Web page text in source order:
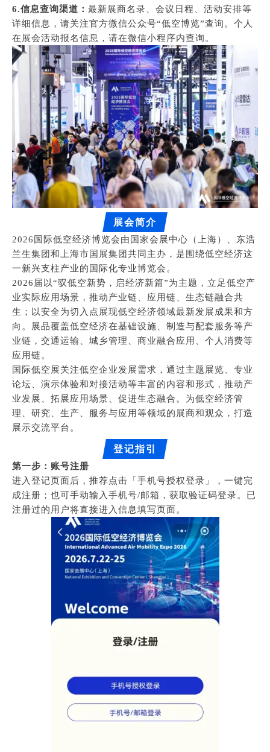
6.信息查询渠道： 最新展商名录、会议日程、活动安排等
详细信息，请关注官方微信公众号“低空博览”查询。个人
在展会活动报名信息，请在微信小程序内查询。
展会简介
2026国际低空经济博览会由国家会展中心（上海）、东浩
兰生集团和上海市国展集团共同主办，是围绕低空经济这
一新兴支柱产业的国际化专业博览会。
2026届以“驭低空新势，启经济新篇”为主题，立足低空产
业实际应用场景，推动产业链、应用链、生态链融合共
生；以安全为切入点展现低空经济领域最新发展成果和方
向。展品覆盖低空经济在基础设施、制造与配套服务等产
业链，交通运输、城乡管理、商业融合应用、个人消费等
应用链。
国际低空展关注低空企业发展需求，通过主题展览、专业
论坛、演示体验和对接活动等丰富的内容和形式，推动产
业发展、拓展应用场景、促进生态融合。为低空经济管
理、研究、生产、服务与应用等领域的展商和观众，打造
展示交流平台。
登记指引
第一步：账号注册
进入登记页面后，推荐点击「手机号授权登录」，一键完
成注册；也可手动输入手机号/邮箱，获取验证码登录。已
注册过的用户将直接进入信息填写页面。